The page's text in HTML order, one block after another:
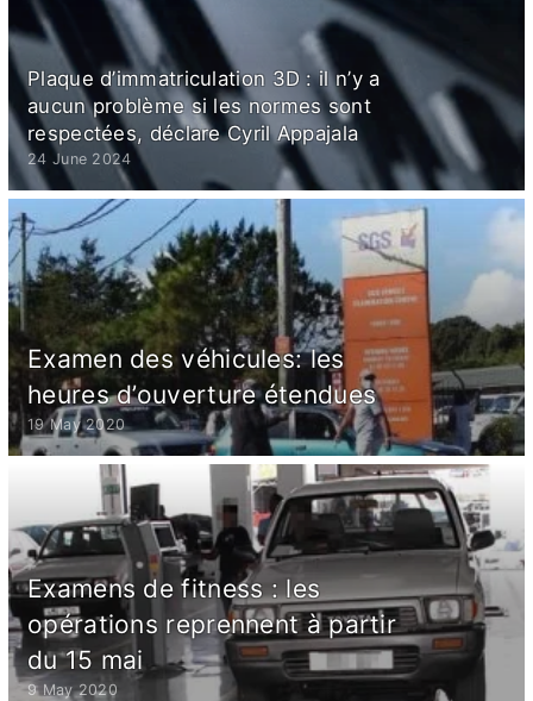
Plaque d’immatriculation 3D : il n’y a
aucun problème si les normes sont
respectées, déclare Cyril Appajala
24 June 2024
Examen des véhicules: les
heures d’ouverture étendues
19 May 2020
Examens de fitness : les
opérations reprennent à partir
du 15 mai
9 May 2020